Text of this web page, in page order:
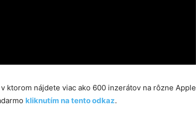
v ktorom nájdete viac ako 600 inzerátov na rôzne Apple
kliknutím na tento odkaz.